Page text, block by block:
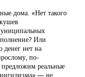
дома. «Нет такого
Или
денег нет на
по-
реальные
не